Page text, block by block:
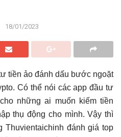
18/01/2023
tiền ảo đánh dấu bước ngoặt
Có thể nói các app đầu tư
những ai muốn kiếm tiền
thụ động cho mình. Vậy thì
Thuvientaichinh đánh giá top